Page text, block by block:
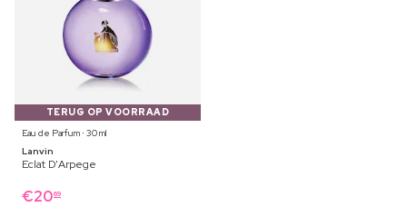
TERUG OP VOORRAAD
Eau de Parfum ⋅ 30 ml
Lanvin
Eclat D'Arpege
€2069